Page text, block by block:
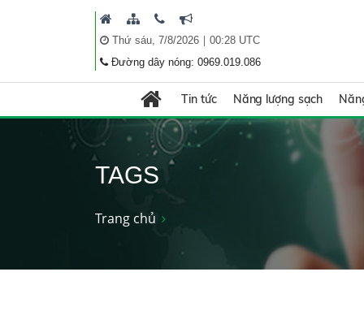
Thứ sáu, 7/8/2026| 00:28 UTC
Đường dây nóng: 0969.019.086
Tin tức Năng lượng sạch
TAGS
Trang chủ